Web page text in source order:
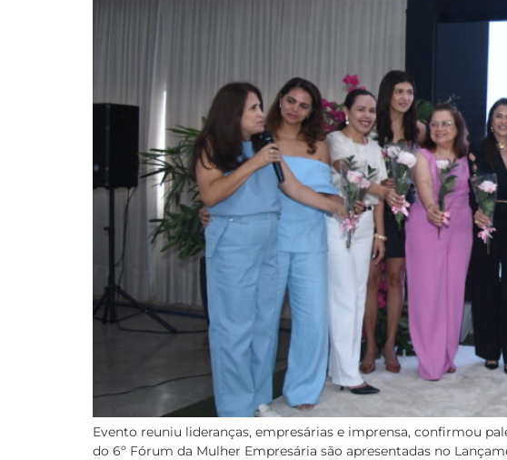
Evento reuniu lideranças, empresárias e imprensa, confirmou
do 6º Fórum da Mulher Empresária são apresentadas no